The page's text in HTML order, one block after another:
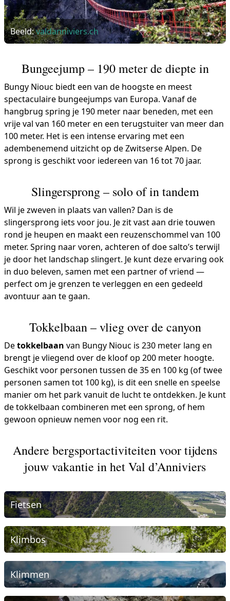
Beeld:valdanniviers.ch
Bungeejump – 190 meter de diepte in
Bungy Niouc biedt een van de hoogste en meest
spectaculaire bungeejumps van Europa. Vanaf de
hangbrug spring je 190 meter naar beneden, met een
vrije val van 160 meter en een terugstuiter van meer dan
100 meter. Het is een intense ervaring met een
adembenemend uitzicht op de Zwitserse Alpen. De
sprong is geschikt voor iedereen van 16 tot 70 jaar.
Slingersprong – solo of in tandem
Wil je zweven in plaats van vallen? Dan is de
slingersprong iets voor jou. Je zit vast aan drie touwen
rond je heupen en maakt een reuzenschommel van 100
meter. Spring naar voren, achteren of doe salto’s terwijl
je door het landschap slingert. Je kunt deze ervaring ook
in duo beleven, samen met een partner of vriend —
perfect om je grenzen te verleggen en een gedeeld
avontuur aan te gaan.
Tokkelbaan – vlieg over de canyon
Detokkelbaan van Bungy Niouc is 230 meter lang en
brengt je vliegend over de kloof op 200 meter hoogte.
Geschikt voor personen tussen de 35 en 100 kg (of twee
personen samen tot 100 kg), is dit een snelle en speelse
manier om het park vanuit de lucht te ontdekken. Je kunt
de tokkelbaan combineren met een sprong, of hem
gewoon opnieuw nemen voor nog een rit.
Andere bergsportactiviteiten voor tijdens
jouw vakantie in het Val d’Anniviers
Fietsen
Klimbos
Klimmen